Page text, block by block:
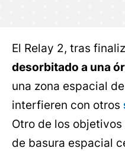
El Relay 2, tras
desorbitado a una
una zona espacial
interfieren con otros
Otro de los
de basura espacial